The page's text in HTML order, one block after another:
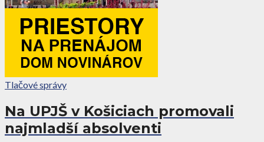
Tlačové správy
Na UPJŠ v Košiciach promovali
najmladší absolventi